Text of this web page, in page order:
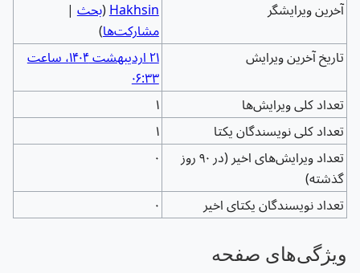
آخرین ویرایشگر
Hakhsin
(بحث |
مشارکت‌ها)
تاریخ آخرین ویرایش
‏۲۱ اردیبهشت ۱۴۰۴، ساعت
۰۶:۳۳
تعداد کلی ویرایش‌ها
۱
تعداد کلی نویسندگان یکتا
۱
تعداد ویرایش‌های اخیر (در ۹۰ روز
گذشته)
۰
تعداد نویسندگان یکتای اخیر ۰
ويژگی‌های صفحه